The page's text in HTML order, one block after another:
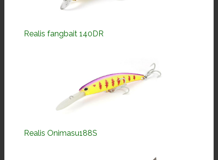
Realis fangbait 140DR
Realis Onimasu188S